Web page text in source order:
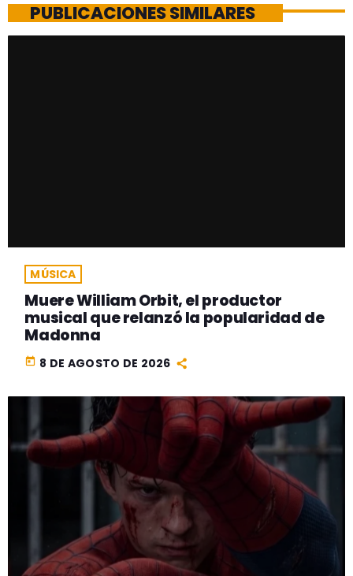
PUBLICACIONES SIMILARES
MÚSICA
Muere William Orbit, el productor
musical que relanzó la popularidad de
Madonna
today 8 DE AGOSTO DE 2026